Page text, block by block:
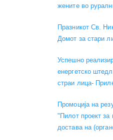
жените во
Празникот Св.
Домот за стари
Успешно
енергетско
страи лица-
Промоција на
"Пилот проект за
достава на